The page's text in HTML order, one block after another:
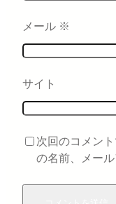
メール ※
サイト
次回のコメン
の名前、メー